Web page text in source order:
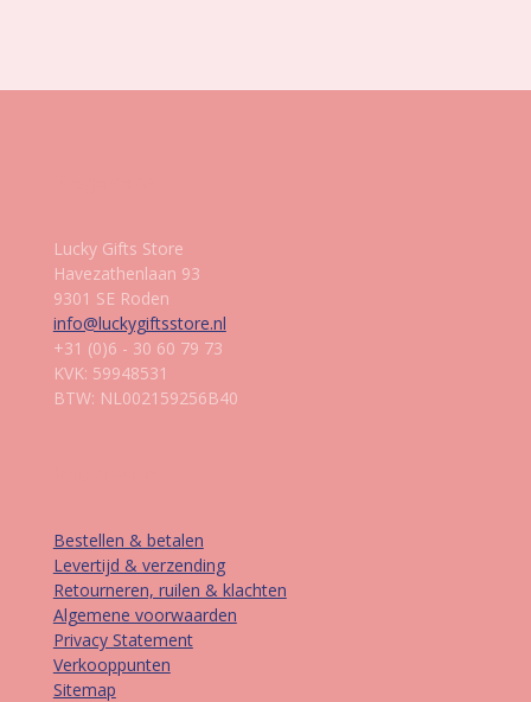
Lucky Gifts Store
Havezathenlaan 93
9301 SE Roden
info@luckygiftsstore.nl
+31 (0)6 - 30 60 79 73
KVK: 59948531
BTW: NL002159256B40
Bestellen & betalen
Levertijd & verzending
Retourneren, ruilen & klachten
Algemene voorwaarden
Privacy Statement
Verkooppunten
Sitemap